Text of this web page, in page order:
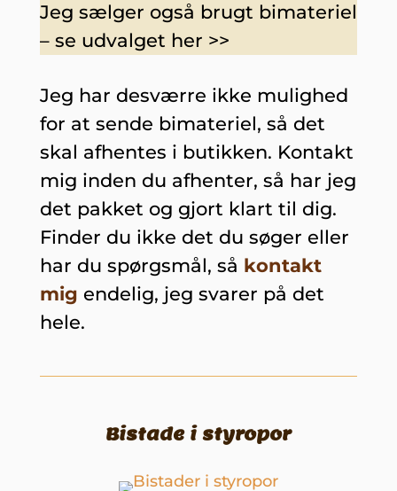
Jeg sælger også brugt bimateriel
– se udvalget her >>
Jeg har desværre ikke mulighed
for at sende bimateriel, så det
skal afhentes i butikken. Kontakt
mig inden du afhenter, så har jeg
det pakket og gjort klart til dig.
Finder du ikke det du søger eller
har du spørgsmål, så kontakt
mig endelig, jeg svarer på det
hele.
Bistade i styropor